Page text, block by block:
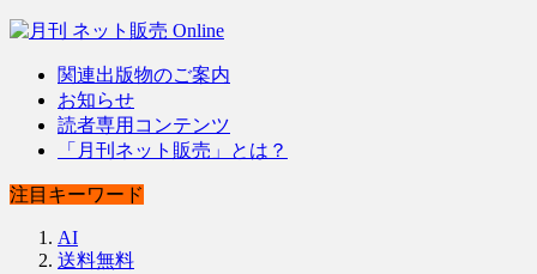
関連出版物のご案内
お知らせ
読者専用コンテンツ
「月刊ネット販売」とは？
注目キーワード
AI
送料無料